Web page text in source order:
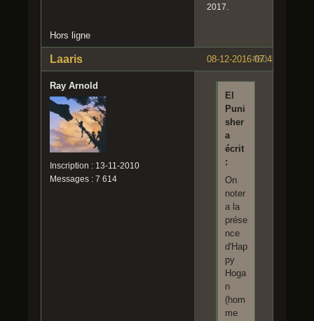
2017.
Hors ligne
#60
08-12-2016 07:42:34
Laaris
Ray Arnold
Inscription : 13-11-2010
Messages : 7 614
El
Puni
sher
a
écrit
:
On
noter
a la
prése
nce
d'Hap
py
Hoga
n
(hom
me